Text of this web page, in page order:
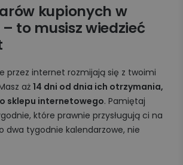
kupionych w
to musisz wiedzieć
przez internet rozmijają się z twoimi
aż 14 dni od dnia ich otrzymania,
sklepu internetowego. Pamiętaj
które prawnie przysługują ci na
dwa tygodnie kalendarzowe, nie